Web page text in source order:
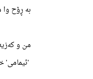
به ڕۆح وا
من و
'ئیمامی'